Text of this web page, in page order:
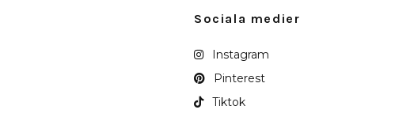
Sociala medier
Instagram
Pinterest
Tiktok